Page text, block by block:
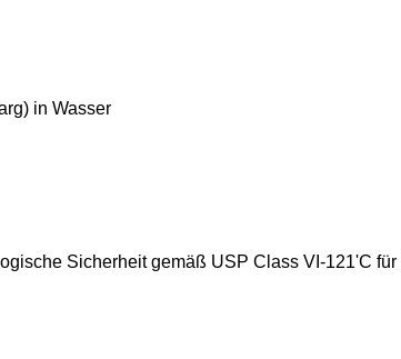
in Wasser
Sicherheit gemäß USP Class VI-121'C für